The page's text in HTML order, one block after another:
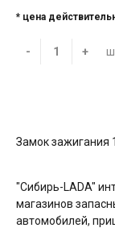
* цена
- +
Замок
"Сибирь-LADA"
магазинов
автомобилей,